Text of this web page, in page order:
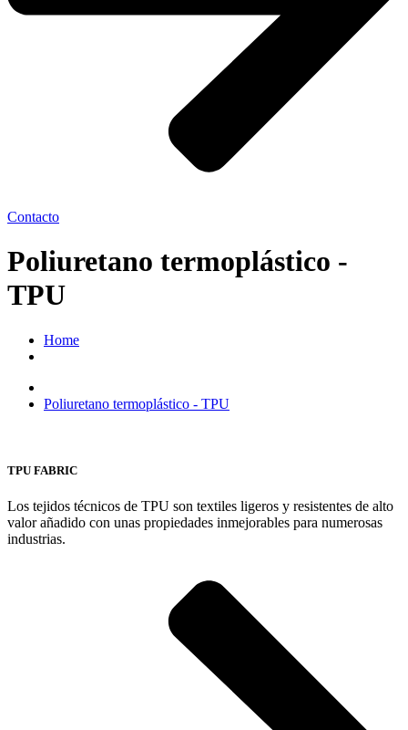
Contacto
Poliuretano termoplástico -
TPU
Home
Poliuretano termoplástico - TPU
TPU FABRIC
Los tejidos técnicos de TPU son textiles ligeros y resistentes de alto
valor añadido con unas propiedades inmejorables para numerosas
industrias.